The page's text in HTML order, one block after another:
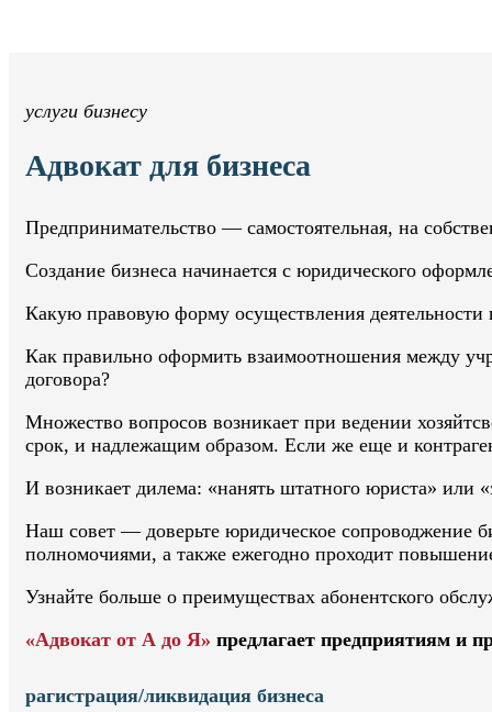
услуги бизнесу
Адвокат для бизнеса
Предпринимательство — самостоятельная, на
Создание бизнеса начинается с юридического
Какую правовую форму осуществления деятельности
Как правильно оформить взаимоотношения между
договора?
Множество вопросов возникает при ведении
срок, и надлежащим образом. Если же еще и
И возникает дилема: «нанять штатного юриста» или
Наш совет — доверьте юридическое сопроводжение
полномочиями, а также ежегодно проходит
Узнайте больше о преимуществах абонентского
«Адвокат от А до Я» предлагает предприятиям и
рагистрация/ликвидация бизнеса